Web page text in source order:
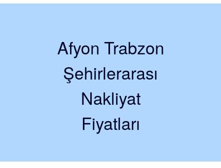
Afyon Trabzon
Şehirlerarası
Nakliyat
Fiyatları